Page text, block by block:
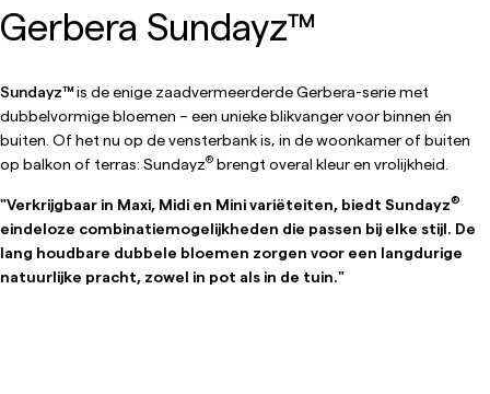
Gerbera Sundayz™
Sundayz™is de enige zaadvermeerderde Gerbera-serie met
dubbelvormige bloemen – een unieke blikvanger voor binnen én
buiten. Of het nu op de vensterbank is, in de woonkamer of buiten
op balkon of terras: Sundayz® brengt overal kleur en vrolijkheid.
"Verkrijgbaar in Maxi, Midi en Mini variëteiten, biedt Sundayz®
eindeloze combinatiemogelijkheden die passen bij elke stijl. De
lang houdbare dubbele bloemen zorgen voor een langdurige
natuurlijke pracht, zowel in pot als in de tuin."